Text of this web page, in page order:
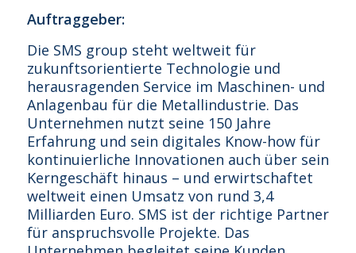
Auftraggeber:
Die SMS group steht weltweit für
zukunftsorientierte Technologie und
herausragenden Service im Maschinen- und
Anlagenbau für die Metallindustrie. Das
Unternehmen nutzt seine 150 Jahre
Erfahrung und sein digitales Know-how für
kontinuierliche Innovationen auch über sein
Kerngeschäft hinaus – und erwirtschaftet
weltweit einen Umsatz von rund 3,4
Milliarden Euro. SMS ist der richtige Partner
für anspruchsvolle Projekte. Das